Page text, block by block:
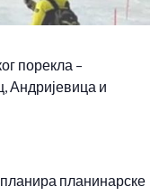
порекла –
Андријевица и
планинарске